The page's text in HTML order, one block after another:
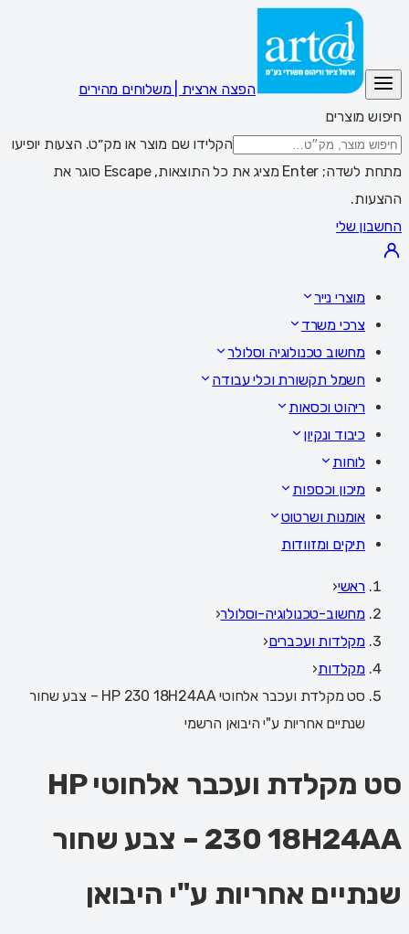
הפצה ארצית | משלוחים מהירים
חיפוש מוצרים
הקלידו שם מוצר או מק״ט. הצעות יופיעו
מתחת לשדה; Enter מציג את כל התוצאות, Escape סוגר את
ההצעות.
החשבון שלי
מוצרי נייר
צרכי משרד
מחשוב טכנולוגיה וסלולר
חשמל תקשורת וכלי עבודה
ריהוט וכסאות
כיבוד ונקיון
לוחות
מיכון וכספות
אומנות ושרטוט
תיקים ומזוודות
ראשי‹
מחשוב-טכנולוגיה-וסלולר‹
מקלדות ועכברים‹
מקלדות‹
סט מקלדת ועכבר אלחוטי HP 230 18H24AA – צבע שחור
שנתיים אחריות ע"י היבואן הרשמי
סט מקלדת ועכבר אלחוטי HP
230 18H24AA – צבע שחור
שנתיים אחריות ע"י היבואן